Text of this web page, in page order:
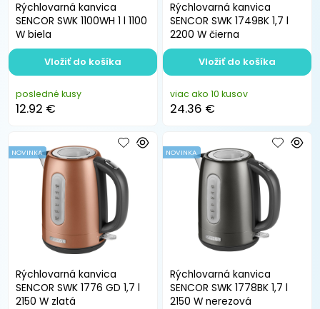
Rýchlovarná kanvica
SENCOR SWK 1100WH 1 l 1100
W biela
posledné kusy
12.92 €
Vložiť do košíka
Rýchlovarná kanvica
SENCOR SWK 1749BK 1,7 l
2200 W čierna
viac ako 10 kusov
24.36 €
Vložiť do košíka
Rýchlovarná kanvica
SENCOR SWK 1776 GD 1,7 l
2150 W zlatá
NOVINKA
Rýchlovarná kanvica
SENCOR SWK 1778BK 1,7 l
2150 W nerezová
NOVINKA